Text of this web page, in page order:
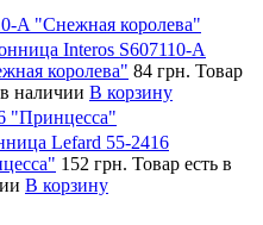
A "Снежная королева"
Interos S607110-A
королева" 84 грн. Товар
в наличии В корзину
"Принцесса"
Lefard 55-2416
152 грн. Товар есть в
В корзину